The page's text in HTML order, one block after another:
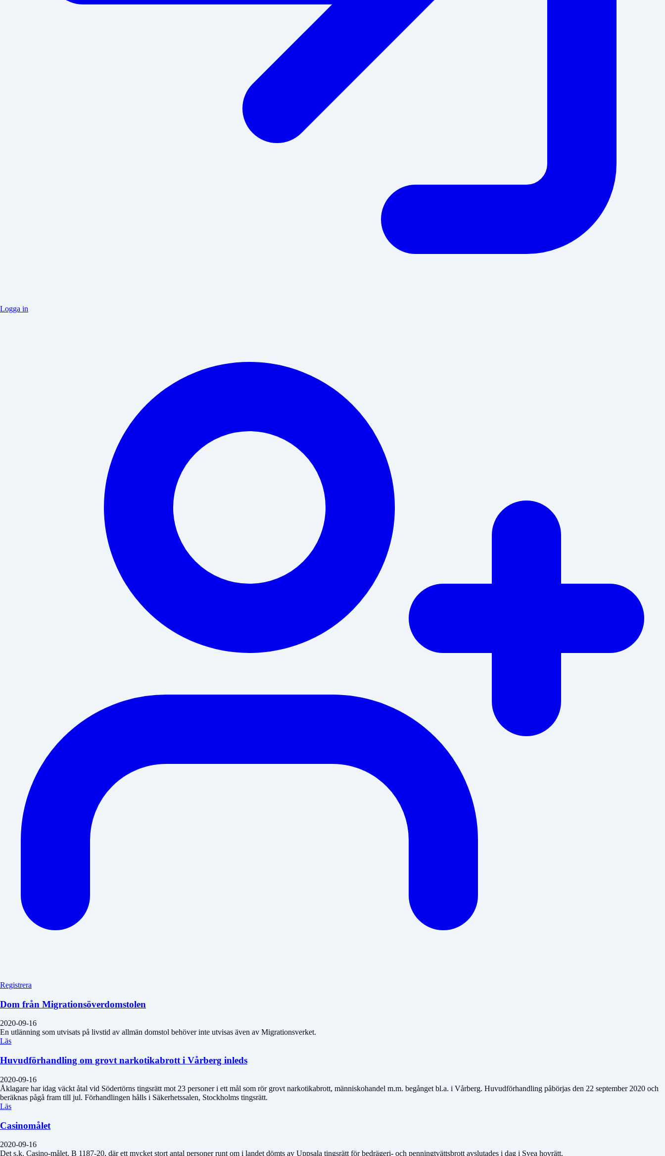
Logga in
Registrera
Dom från Migrationsöverdomstolen
2020-09-16
En utlänning som utvisats på livstid av allmän domstol behöver inte utvisas även av Migrationsverket.
Läs
Huvudförhandling om grovt narkotikabrott i Vårberg inleds
2020-09-16
Åklagare har idag väckt åtal vid Södertörns tingsrätt mot 23 personer i ett mål som rör grovt narkotikabrott, människohandel m.m. begånget bl.a. i Vårberg. Huvudförhandling påbörjas den 22 september 2020 och
beräknas pågå fram till jul. Förhandlingen hålls i Säkerhetssalen, Stockholms tingsrätt.
Läs
Casinomålet
2020-09-16
Det s.k. Casino-målet, B 1187-20, där ett mycket stort antal personer runt om i landet dömts av Uppsala tingsrätt för bedrägeri- och penningtvättsbrott avslutades i dag i Svea hovrätt.